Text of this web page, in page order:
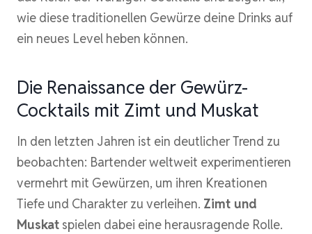
wie diese traditionellen Gewürze deine Drinks auf
ein neues Level heben können.
Die Renaissance der Gewürz-
Cocktails mit Zimt und Muskat
In den letzten Jahren ist ein deutlicher Trend zu
beobachten: Bartender weltweit experimentieren
vermehrt mit Gewürzen, um ihren Kreationen
Tiefe und Charakter zu verleihen. Zimt und
Muskat spielen dabei eine herausragende Rolle.